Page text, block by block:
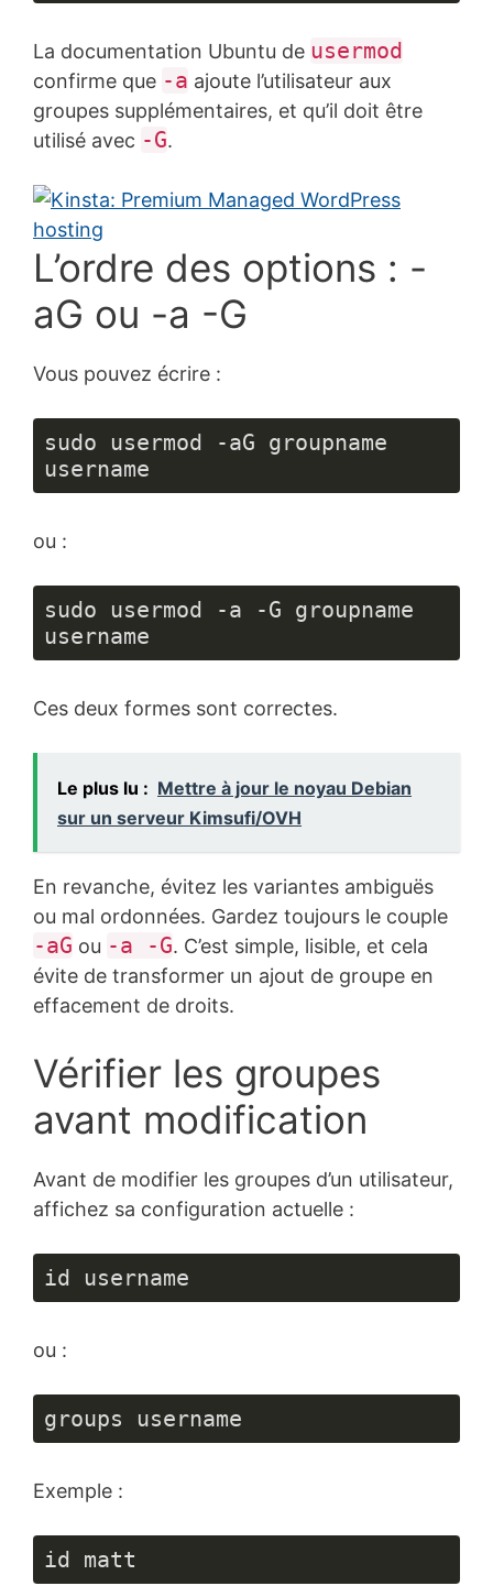
code :
(php)
La documentation Ubuntu de usermod
confirme que -a ajoute l’utilisateur aux
groupes supplémentaires, et qu’il doit être
utilisé avec -G.
L’ordre des options : -
aG ou -a -G
Vous pouvez écrire :
sudo usermod -aG groupname
username
ou :
sudo usermod -a -G groupname
username
Ces deux formes sont correctes.
Le plus lu : Mettre à jour le noyau Debian
sur un serveur Kimsufi/OVH
En revanche, évitez les variantes ambiguës
ou mal ordonnées. Gardez toujours le couple
-aG ou -a -G. C’est simple, lisible, et cela
évite de transformer un ajout de groupe en
effacement de droits.
Vérifier les groupes
avant modification
Avant de modifier les groupes d’un utilisateur,
affichez sa configuration actuelle :
id username
ou :
groups username
Exemple :
id matt